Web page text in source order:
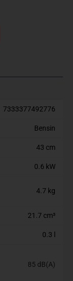
7333377492776
Bensin
43 cm
0.6 kW
4.7 kg
21.7 cm³
0.3 l
85 dB(A)